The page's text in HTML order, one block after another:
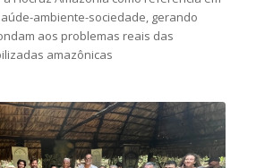
ambiente-sociedade, gerando
aos problemas reais das
amazônicas